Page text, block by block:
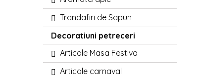
Trandafiri de Sapun
Decoratiuni petreceri
Articole Masa Festiva
Articole carnaval